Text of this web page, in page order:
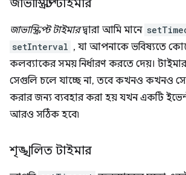
জাভাস্ক্রিপ্ট টাইমার
জাভাস্ক্রিপ্ট টাইমারদ্বারা আমি মানে
setInterval , যা আপনাকে ভবিষ্যতে
কলব্যাকের সময় নির্ধারণ করতে দেয়।
সেগুলি চলে যাচ্ছে না, তবে কখনও কখনও
করার জন্য ব্যবহার করা হয় যখন একটি
আরও সঠিক হবে৷
শৃঙ্খলিত টাইমার